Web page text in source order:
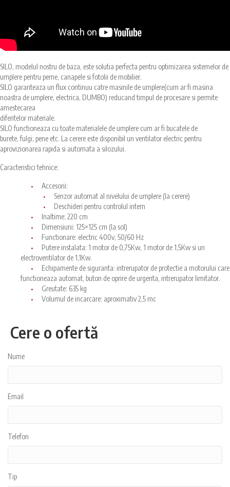
SILO, modelul nostru de baza, este solutia perfecta pentru optimizarea sistemelor de
umplere pentru perne, canapele si fotolii de mobilier.
SILO garanteaza un flux continuu catre masinile de umplere(cum ar fi masina
noastra de umplere, electrica, DUMBO) reducand timpul de procesare si permite
amestecarea
diferitelor materiale.
SILO functioneaza cu toate materialele de umplere cum ar fi bucatele de
burete, fulgi, pene etc. La cerere este disponibil un ventilator electric pentru
aprovizionarea rapida si automata a silozului.
Caracteristici tehnice:
Accesorii:
Senzor automat al nivelului de umplere (la cerere)
Deschideri pentru controlul intern
Inaltime: 220 cm
Dimensiuni: 125×125 cm (la sol)
Functionare: electric 400v, 50/60 Hz
Putere instalata: 1 motor de 0,75Kw, 1 motor de 1,5Kw si un
electroventilator de 1,1Kw.
Echipamente de siguranta: intrerupator de protectie a motorului care
functioneaza automat, buton de oprire de urgenta, intrerupator limitator.
Greutate: 635 kg
Volumul de incarcare: aproximativ 2,5 mc
Cere o ofertă
Nume
Email
Telefon
Tip